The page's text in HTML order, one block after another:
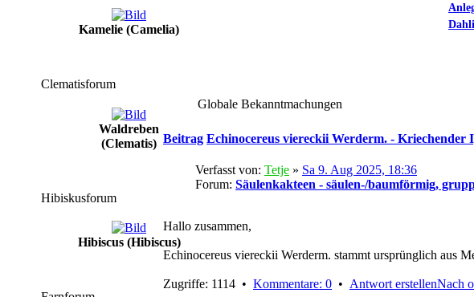
Globale Bekanntmachungen
Beitrag Echinocereus viereckii Werderm. - Kriechender
Verfasst von: Tetje » Sa 9. Aug 2025, 18:36
Forum: Säulenkakteen - säulen-/baumförmig,
Hallo zusammen,
Echinocereus viereckii Werderm. stammt ursprünglich aus
Zugriffe: 1114 • Kommentare: 0 • Antwort erstellenNach
Kamelie (Camelia)
Clematisforum
Waldreben
(Clematis)
Hibiskusforum
Hibiscus (Hibiscus)